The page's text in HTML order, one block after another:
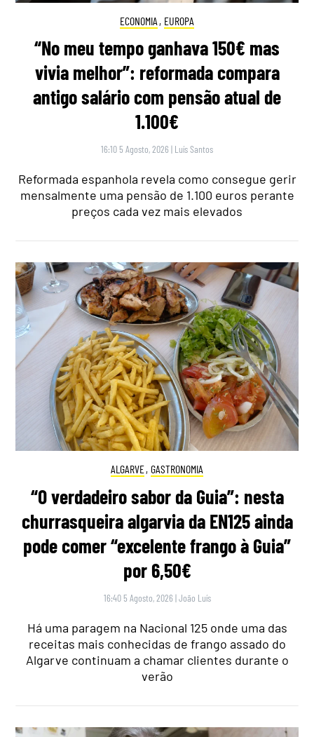
ECONOMIA , EUROPA
“No meu tempo ganhava 150€ mas
vivia melhor”: reformada compara
antigo salário com pensão atual de
1.100€
16:10 5 Agosto, 2026 | Luís Santos
Reformada espanhola revela como consegue gerir
mensalmente uma pensão de 1.100 euros perante
preços cada vez mais elevados
ALGARVE, GASTRONOMIA
“O verdadeiro sabor da Guia”: nesta
churrasqueira algarvia da EN125 ainda
pode comer “excelente frango à Guia”
por 6,50€
16:40 5 Agosto, 2026 |João Luís
Há uma paragem na Nacional 125 onde uma das
receitas mais conhecidas de frango assado do
Algarve continuam a chamar clientes durante o
verão